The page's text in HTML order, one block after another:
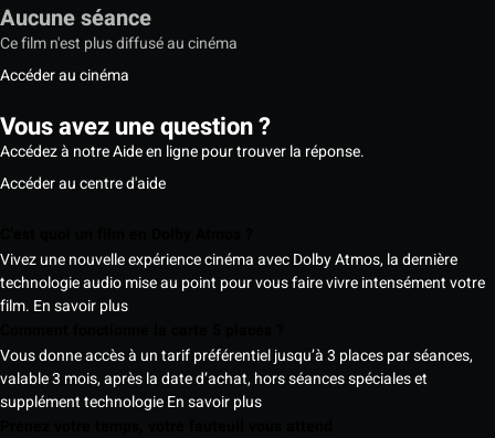
Aucune séance
Ce film n'est plus diffusé au cinéma
Accéder au cinéma
Vous avez une question ?
Accédez à notre Aide en ligne pour trouver la réponse.
Accéder au centre d'aide
Vivez une nouvelle expérience cinéma avec Dolby Atmos, la dernière
technologie audio mise au point pour vous faire vivre intensément votre
film. En savoir plus
Vous donne accès à un tarif préférentiel jusqu’à 3 places par séances,
valable 3 mois, après la date d’achat, hors séances spéciales et
supplément technologieEn savoir plus